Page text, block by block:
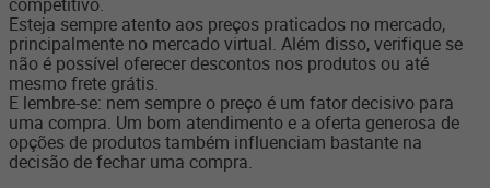
competitivo.
Esteja sempre atento aos preços praticados no mercado,
principalmente no mercado virtual. Além disso, verifique se
não é possível oferecer descontos nos produtos ou até
mesmo frete grátis.
E lembre-se: nem sempre o preço é um fator decisivo para
uma compra. Um bom atendimento e a oferta generosa de
opções de produtos também influenciam bastante na
decisão de fechar uma compra.